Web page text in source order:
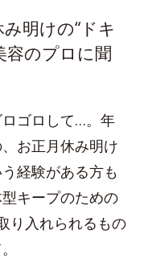
明けの“ドキ
容のプロに聞
ゴロして…。年
お正月休み明け
経験がある方も
キープのための
り入れられるもの